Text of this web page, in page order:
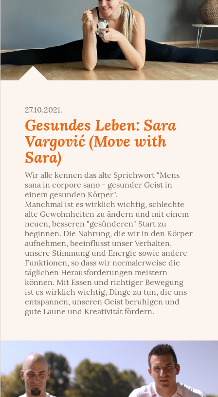
27.10.2021.
Gesundes Leben: Sara
Vargović (Move with
Sara)
Wir alle kennen das alte Sprichwort "Mens
sana in corpore sano - gesunder Geist in
einem gesunden Körper".
Manchmal ist es wirklich wichtig, schlechte
alte Gewohnheiten zu ändern und mit einem
neuen, besseren "gesünderen" Start zu
beginnen. Die Nahrung, die wir in den Körper
aufnehmen, beeinflusst unser Verhalten,
unsere Stimmung und Energie sowie andere
Funktionen, so dass wir normalerweise die
täglichen Herausforderungen meistern
können. Mit Essen und richtiger Bewegung
ist es wirklich wichtig, Dinge zu tun, die uns
entspannen, unseren Geist beruhigen und
gute Laune und Kreativität fördern.